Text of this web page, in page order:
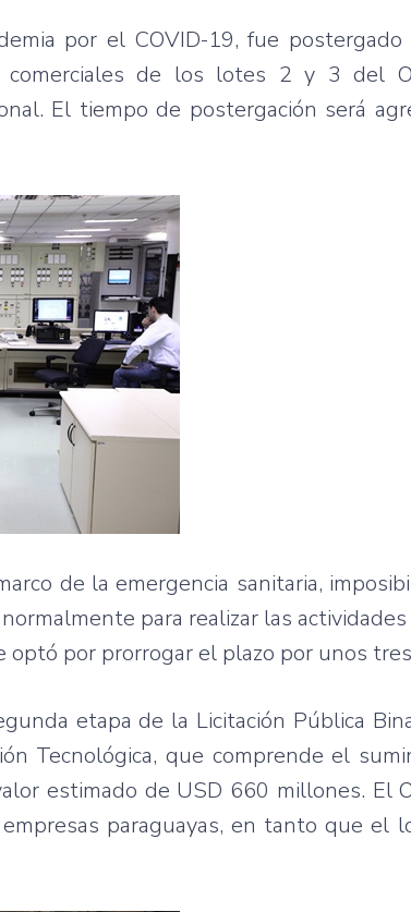
por el COVID-19, fue
comerciales de los lotes 2 y 3 del
El tiempo de postergación será
de la emergencia sanitaria,
para realizar las
optó por prorrogar el plazo por unos
etapa de la Licitación Pública
Tecnológica, que comprende el
estimado de USD 660 millones.
paraguayas, en tanto que el